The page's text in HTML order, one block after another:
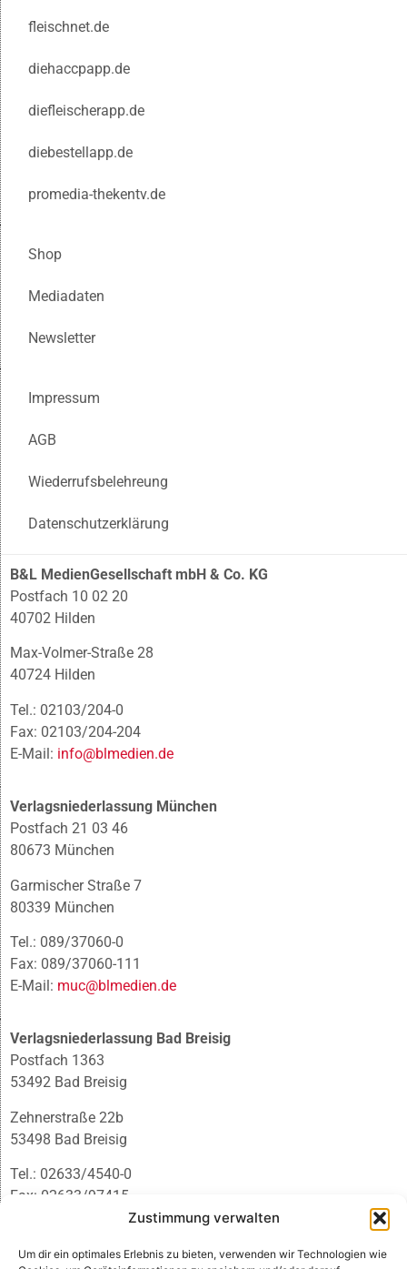
Zustimmung verwalten
Um dir ein optimales Erlebnis zu bieten, verwenden wir Technologien wie
fleischnet.de
diehaccpapp.de
diefleischerapp.de
diebestellapp.de
promedia-thekentv.de
Shop
Mediadaten
Newsletter
Impressum
AGB
Wiederrufsbelehreung
Datenschutzerklärung
B&L MedienGesellschaft mbH & Co. KG
Postfach 10 02 20
40702 Hilden
Max-Volmer-Straße 28
40724 Hilden
Tel.: 02103/204-0
Fax: 02103/204-204
E-Mail: info@blmedien.de
Verlagsniederlassung München
Postfach 21 03 46
80673 München
Garmischer Straße 7
80339 München
Tel.: 089/37060-0
Fax: 089/37060-111
E-Mail: muc@blmedien.de
Verlagsniederlassung Bad Breisig
Postfach 1363
53492 Bad Breisig
Zehnerstraße 22b
53498 Bad Breisig
Tel.: 02633/4540-0
Fax: 02633/97415
infobb@blmedien.de